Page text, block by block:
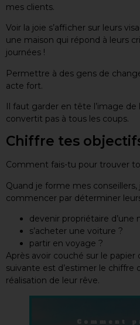
mes clients.
Voir la joie s’afficher sur leurs
une maison qui répond à leurs
journées !
Permettre à des gens de
acte fort.
Il faut garder en tête l’image
convertit pas à tous les coups.
Chiffre tes
Comment fais-tu pour trouver
Quand je forme mes
commencer par déterminer
devenir propriétaire d’une
s’acheter une voiture ?
partir en voyage ?
Après avoir couché sur le papier
suivante est d’estimer le chiffre
réalisation de leur rêve.